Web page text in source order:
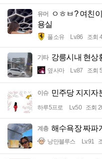
유머
ㅇㅎㅂ? 여친
용실
풀소유 Lv.86 조회
기타 강릉시내 현상
옆사마 Lv.87 조회
이슈 민주당 지지자
하루5프로 Lv.50 조회
계층 해수욕장 짜파
낭만블루스 Lv.91